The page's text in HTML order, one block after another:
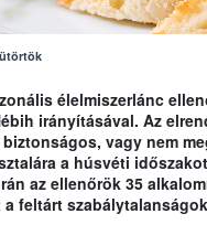
élelmiszerlánc
irányításával. Az
vagy nem
a húsvéti
az ellenőrök 35
feltárt